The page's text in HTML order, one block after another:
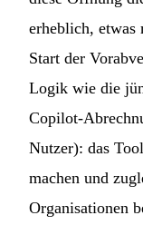
erheblich, etwas
Start der
Logik wie die
Copilot-
Nutzer): das
machen und
Organisationen